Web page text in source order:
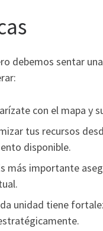
debemos sentar
con el mapa y
tus recursos
disponible.
más importante
unidad tiene